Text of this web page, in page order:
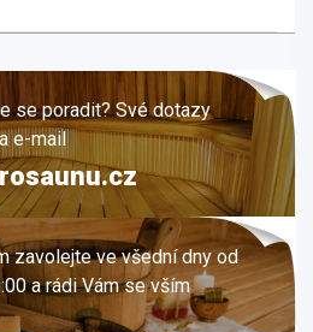
se poradit? Své dotazy
e-mail
zavolejte ve všední dny od
a rádi Vám se vším